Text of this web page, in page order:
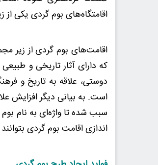
اقامتگاه‌های بوم گردی یکی
اقامت‌های بوم گردی از زیر
که دارای آثار تاریخی و
دوستی، علاقه به تاریخ و
است. به بیانی دیگر افزایش
سبب شده تا واژه‌ای به نام
اندازی اقامت بوم گردی